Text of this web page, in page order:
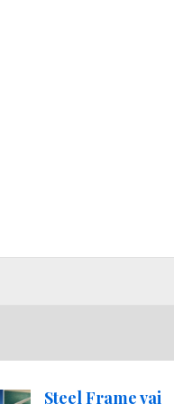
Steel Frame vai